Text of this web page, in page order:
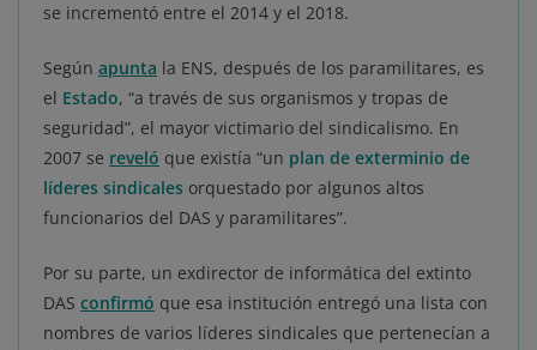
se incrementó entre el 2014 y el 2018.
Según apunta la ENS, después de los paramilitares, es
el Estado, “a través de sus organismos y tropas de
seguridad”, el mayor victimario del sindicalismo. En
2007 se reveló que existía “un plan de exterminio de
líderes sindicales orquestado por algunos altos
funcionarios del DAS y paramilitares”.
Por su parte, un exdirector de informática del extinto
DAS confirmó que esa institución entregó una lista con
nombres de varios líderes sindicales que pertenecían a